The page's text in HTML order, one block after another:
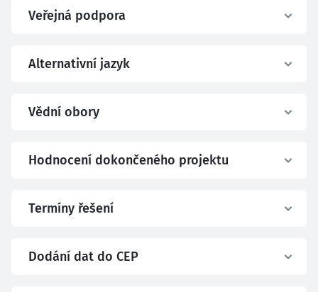
Veřejná podpora
Alternativní jazyk
Vědní obory
Hodnocení dokončeného projektu
Termíny řešení
Dodání dat do CEP